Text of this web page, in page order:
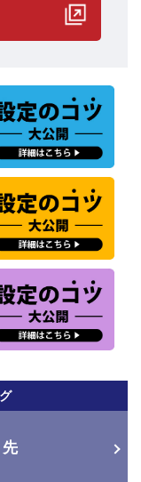
、文字どおり『前回
運用する』というス